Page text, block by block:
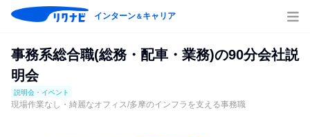
インターン＆キャリア
事務系総合職(総務・配車・業務)の90分会社説
明会
説明会・イベント
現場作業なし・綺麗なオフィス/多摩のインフラを支える事務職